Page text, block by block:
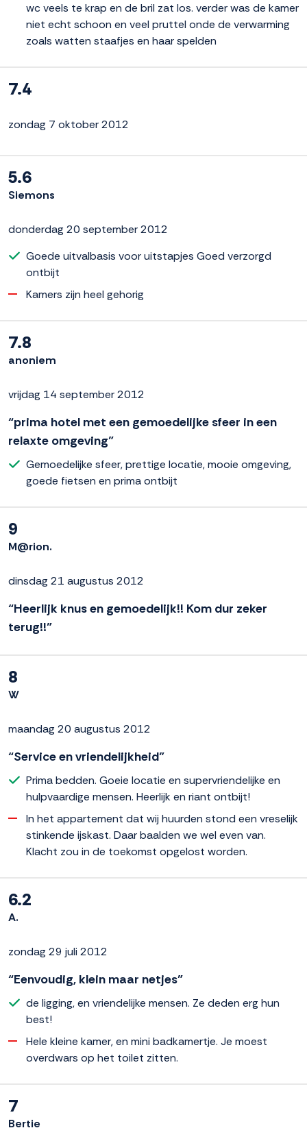
wc veels te krap en de bril zat los. verder was de kamer
niet echt schoon en veel pruttel onde de verwarming
zoals watten staafjes en haar spelden
7.4
zondag 7 oktober 2012
5.6
Siemons
donderdag 20 september 2012
Goede uitvalbasis voor uitstapjes Goed verzorgd
ontbijt
Kamers zijn heel gehorig
7.8
anoniem
vrijdag 14 september 2012
“prima hotel met een gemoedelijke sfeer in een
relaxte omgeving”
Gemoedelijke sfeer, prettige locatie, mooie omgeving,
goede fietsen en prima ontbijt
9
M@rion.
dinsdag 21 augustus 2012
“Heerlijk knus en gemoedelijk!! Kom dur zeker
terug!!”
8
W
maandag 20 augustus 2012
“Service en vriendelijkheid”
Prima bedden. Goeie locatie en supervriendelijke en
hulpvaardige mensen. Heerlijk en riant ontbijt!
In het appartement dat wij huurden stond een vreselijk
stinkende ijskast. Daar baalden we wel even van.
Klacht zou in de toekomst opgelost worden.
6.2
A.
zondag 29 juli 2012
“Eenvoudig, klein maar netjes”
de ligging, en vriendelijke mensen. Ze deden erg hun
best!
Hele kleine kamer, en mini badkamertje. Je moest
overdwars op het toilet zitten.
7
Bertie